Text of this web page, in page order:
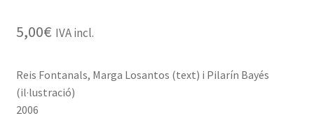
5,00€ IVA incl.
Reis Fontanals, Marga Losantos (text) i Pilarín Bayés
(il·lustració)
2006